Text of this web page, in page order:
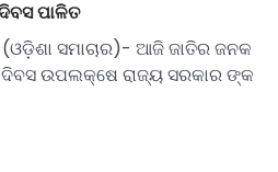
ପାଳିତ
ସମାଚାର)- ଆଜି ଜାତିର ଜନକ
ଦିବସ ଉପଲକ୍ଷେ ରାଜ୍ୟ ସରକାର ଙ୍କ